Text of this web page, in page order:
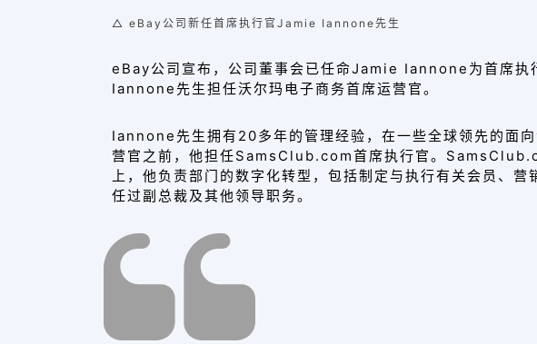
△ eBay公司新任首席执行官Jamie Iannone先生
eBay公司宣布 ，公司董事会已任命Jamie Iannone为首席执
Iannone先生担任沃尔玛电子商务首席运营官。
Iannone先生拥有20多年的管理经验 ，在一些全球领先的面
营官之前，他担任SamsClub.com首席执行官。
上， 他负责部门的数字化转型，包括制定与执行有关会员、营
任过副总裁及其他领导职务。